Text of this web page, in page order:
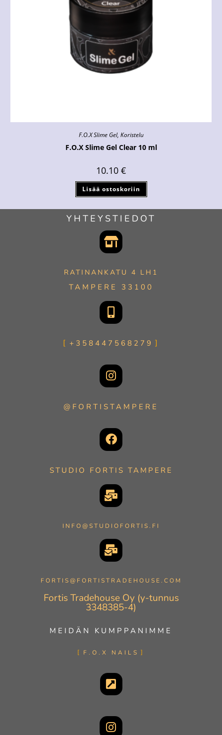
F.O.X Slime Gel, Koristelu
F.O.X Slime Gel Clear 10 ml
10.10 €
Lisää ostoskoriin
YHTEYSTIEDOT
RATINANKATU 4 LH1
TAMPERE 33100
+358447568279
@FORTISTAMPERE
STUDIO FORTIS TAMPERE
INFO@STUDIOFORTIS.FI
FORTIS@FORTISTRADEHOUSE.COM
Fortis Tradehouse Oy (y-tunnus
3348385-4)
MEIDÄN KUMPPANIMME
F.O.X NAILS